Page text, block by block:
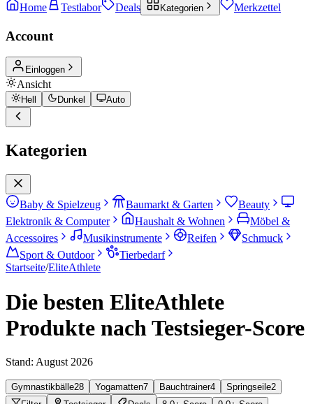
Home Testlabor Deals Kategorien Merkzettel
Account
Einloggen
Ansicht
Hell Dunkel Auto
Kategorien
Baby & Spielzeug Baumarkt & Garten
Beauty
Elektronik & Computer
Haushalt & Wohnen
Möbel &
Accessoires
Musikinstrumente Reifen
Schmuck
Sport & Outdoor
Tierbedarf
Startseite/EliteAthlete
Die besten EliteAthlete
Produkte nach Testsieger-Score
Stand: August 2026
Gymnastikbälle28 Yogamatten7 Bauchtrainer4 Springseile2